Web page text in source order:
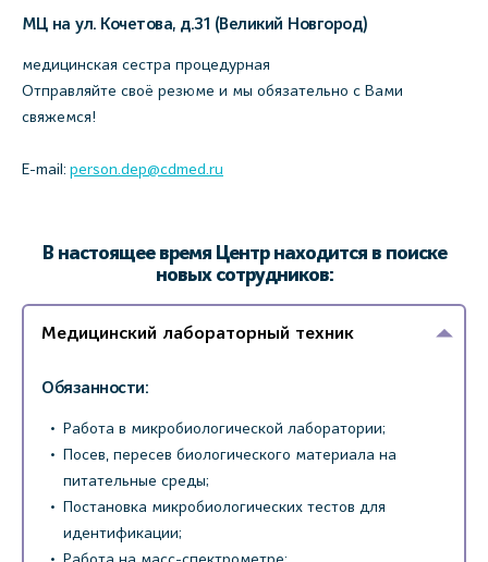
МЦ на ул. Кочетова, д.31 (Великий Новгород)
медицинская сестра процедурная
Отправляйте своё резюме и мы обязательно с Вами
свяжемся!
E-mail: person.dep@cdmed.ru
В настоящее время Центр находится в поиске
новых сотрудников:
Медицинский лабораторный техник
Обязанности:
Работа в микробиологической лаборатории;
Посев, пересев биологического материала на
питательные среды;
Постановка микробиологических тестов для
идентификации;